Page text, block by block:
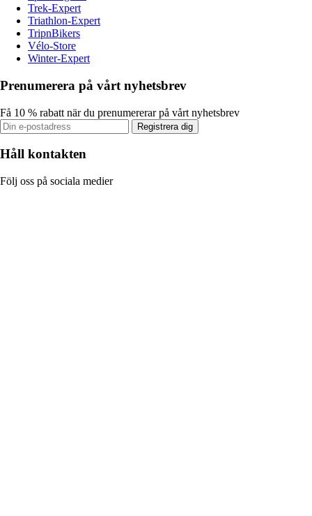
Trek-Expert
Triathlon-Expert
TripnBikers
Vélo-Store
Winter-Expert
Prenumerera på vårt nyhetsbrev
Få 10 % rabatt när du prenumererar på vårt nyhetsbrev
Registrera dig
Håll kontakten
Följ oss på sociala medier